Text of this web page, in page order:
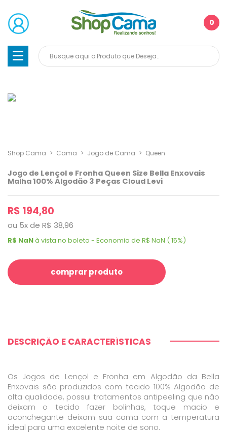
0
Shop Cama > Cama > Jogo de Cama > Queen
Jogo de Lençol e Fronha Queen Size Bella Enxovais
Malha 100% Algodão 3 Peças Cloud Levi
R$ 194,80
ou 5xde R$ 38,96
R$ NaNà vista no boleto - Economia de R$ NaN ( 15%)
comprar produto
DESCRIÇÃO E CARACTERÍSTICAS
Os Jogos de Lençol e Fronha em Algodão da Bella
Enxovais são produzidos com tecido 100% Algodão de
alta qualidade, possui tratamentos antipeeling que não
deixam o tecido fazer bolinhas, toque macio e
aconchegante deixam sua cama com a temperatura
ideal para uma excelente noite de sono.